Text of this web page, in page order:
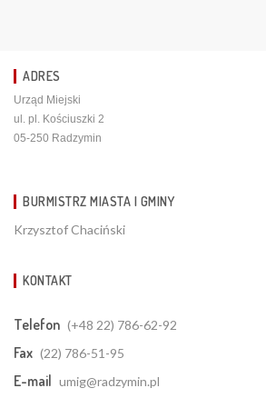
ADRES
Urząd Miejski
ul. pl. Kościuszki 2
05-250 Radzymin
BURMISTRZ MIASTA I GMINY
Krzysztof Chaciński
KONTAKT
Telefon (+48 22) 786-62-92
Fax (22) 786-51-95
E-mail umig@radzymin.pl